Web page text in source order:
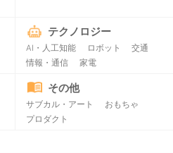
テクノロジー
AI・人工知能 ロボット
交通
情報・通信
家電
その他
サブカル・アート
おもちゃ
プロダクト